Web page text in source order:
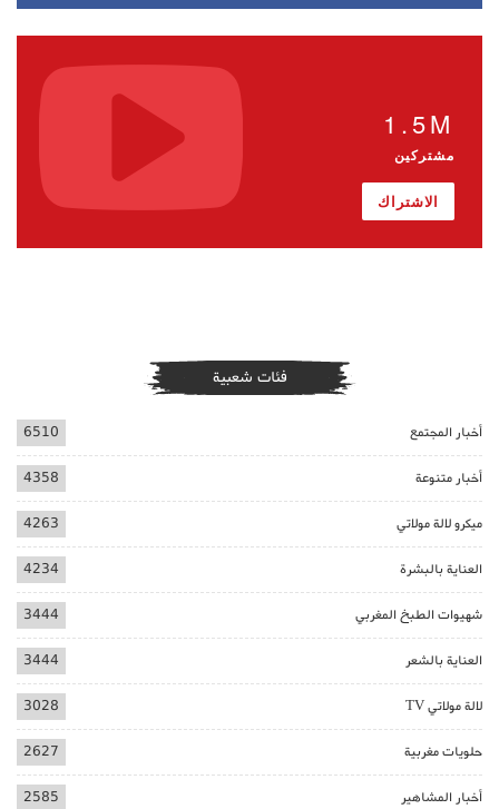
1.5M
مشتركين
الاشتراك
فئات شعبية
أخبار المجتمع 6510
أخبار متنوعة 4358
ميكرو لالة مولاتي 4263
العناية بالبشرة 4234
شهيوات الطبخ المغربي 3444
العناية بالشعر 3444
لالة مولاتي TV 3028
حلويات مغربية 2627
أخبار المشاهير 2585